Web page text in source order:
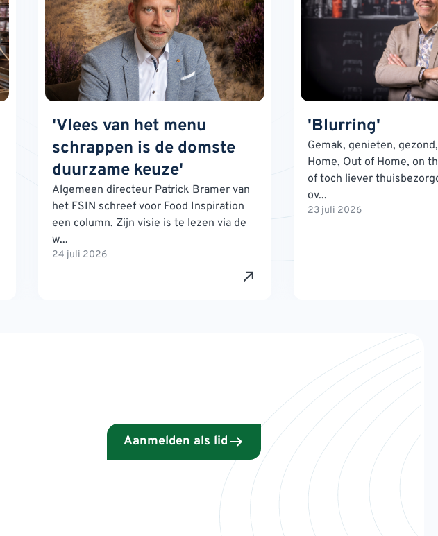
'Vlees van het menu
schrappen is de domste
duurzame keuze'
Algemeen directeur Patrick Bramer van
het FSIN schreef voor Food Inspiration
een column. Zijn visie is te lezen via de
w...
24 juli 2026
'Blurring'
Gemak, genieten,
Home, Out of Home, on
of toch liever
ov...
23 juli 2026
Aanmelden als lid